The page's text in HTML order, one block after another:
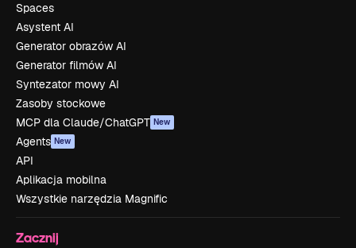
Spaces
Asystent AI
Generator obrazów AI
Generator filmów AI
Syntezator mowy AI
Zasoby stockowe
MCP dla Claude/ChatGPT New
Agents New
API
Aplikacja mobilna
Wszystkie narzędzia Magnific
Zacznij